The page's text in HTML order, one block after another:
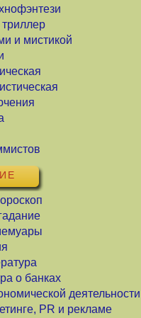
триллер
и мистикой
о банках
деятельности
PR и рекламе